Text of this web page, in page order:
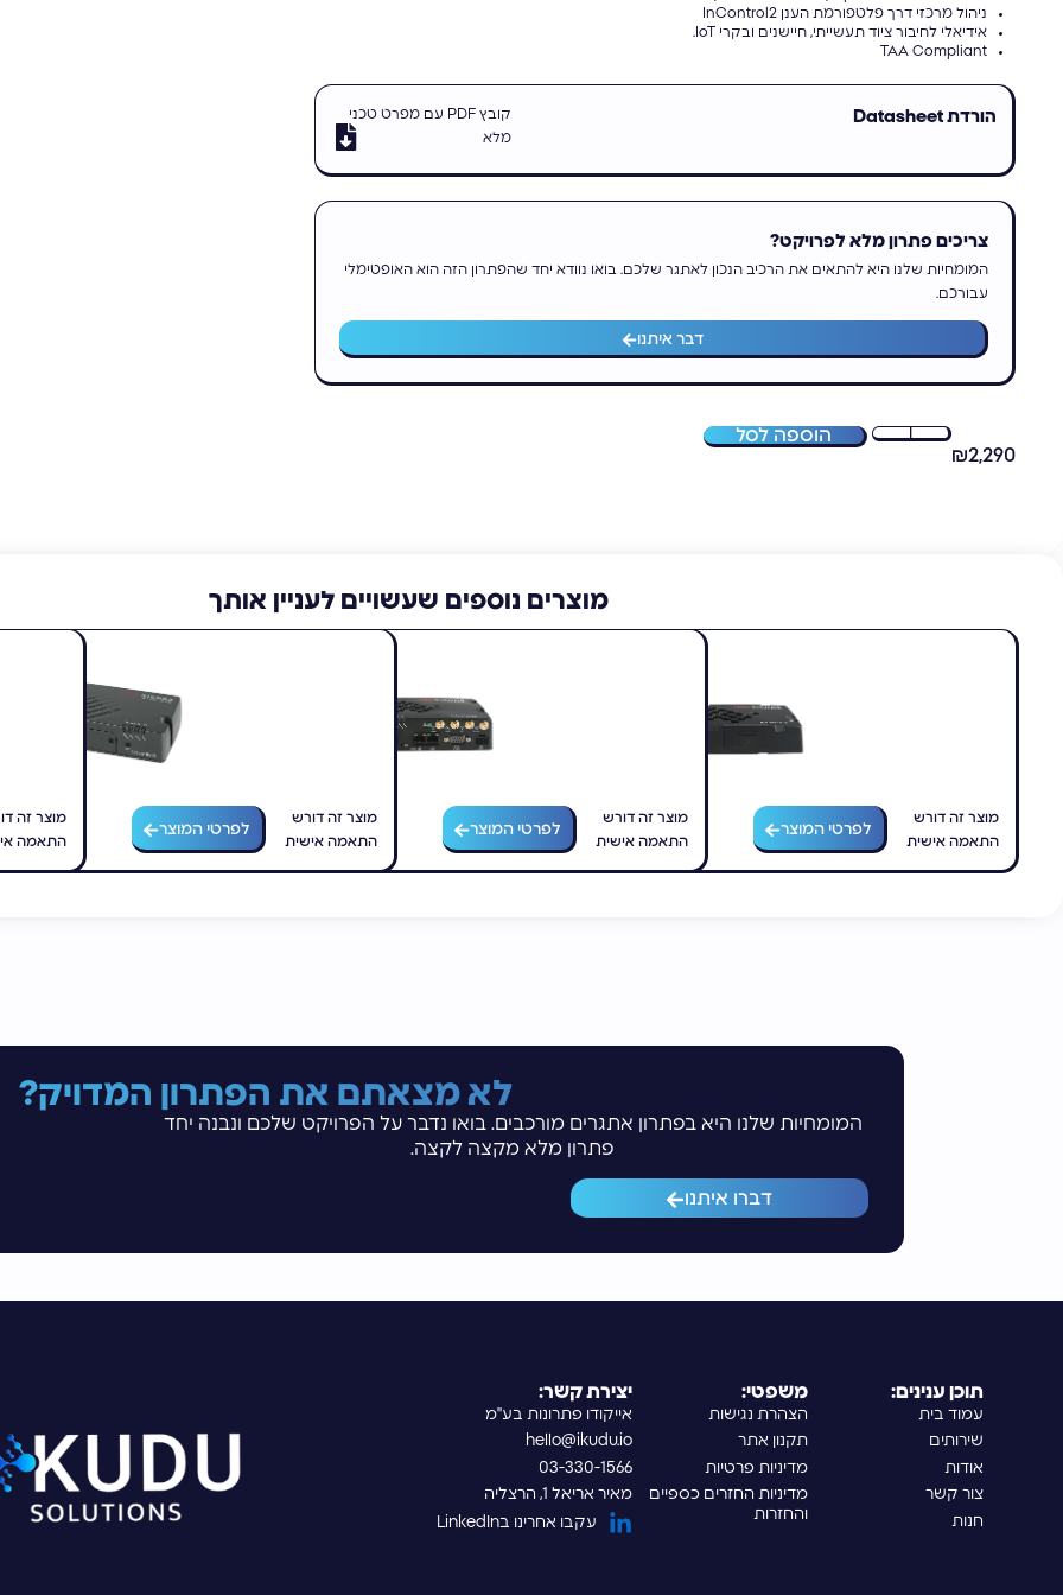
ניהול מרכזי דרך פלטפורמת הענן InControl2
אידיאלי לחיבור ציוד תעשייתי, חיישנים ובקרי IoT.
TAA Compliant
הורדת Datasheet
קובץ PDF עם מפרט טכני
מלא
צריכים פתרון מלא לפרויקט?
המומחיות שלנו היא להתאים את הרכיב הנכון לאתגר שלכם. בואו נוודא יחד שהפתרון הזה הוא האופטימלי
עבורכם.
דבר איתנו
₪2,290
הוספה לסל
מוצרים נוספים שעשויים לעניין אותך
מוצר זה דורש
התאמה אישית
לפרטי המוצר
מוצר זה דורש
התאמה אישית
לפרטי המוצר
מוצר זה דורש
התאמה אישית
לפרטי המוצר
מוצר זה
התאמה
לא מצאתם את הפתרון המדויק?
המומחיות שלנו היא בפתרון אתגרים מורכבים. בואו נדבר על הפרויקט שלכם ונבנה יחד
פתרון מלא מקצה לקצה.
דברו איתנו
תוכן ענינים:
עמוד בית
שירותים
אודות
צור קשר
חנות
משפטי:
הצהרת נגישות
תקנון אתר
מדיניות פרטיות
מדיניות החזרים כספיים
והחזרות
יצירת קשר:
אייקודו פתרונות בע"מ
hello@ikudu.io
03-330-1566
מאיר אריאל 1, הרצליה
עקבו אחרינו בLinkedIn